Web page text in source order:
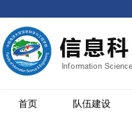
首页 队伍建设